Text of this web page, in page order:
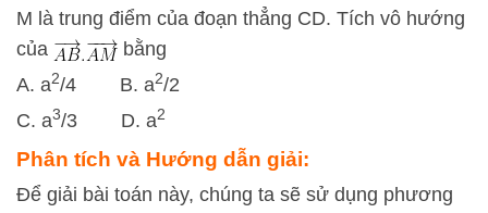
M là trung điểm của đoạn thẳng CD. Tích vô hướng
của
bằng
A. a2/4 B. a2/2
C. a3/3 D. a2
Phân tích và Hướng dẫn giải:
Để giải bài toán này, chúng ta sẽ sử dụng phương